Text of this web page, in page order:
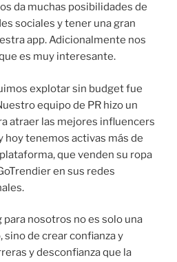
da muchas posibilidades de
sociales y tener una gran
app. Adicionalmente nos
es muy interesante.
explotar sin budget fue
equipo de PR hizo un
atraer las mejores influencers
hoy tenemos activas más de
que venden su ropa
en sus redes
nosotros no es solo una
de crear confianza y
y desconfianza que la